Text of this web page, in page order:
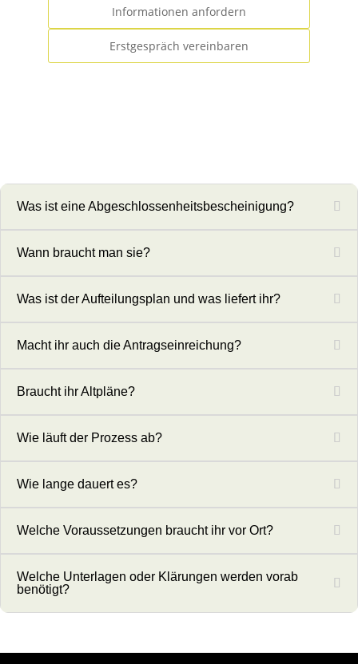
Informationen anfordern
Erstgespräch vereinbaren
Was ist eine Abgeschlossenheitsbescheinigung?
Wann braucht man sie?
Was ist der Aufteilungsplan und was liefert ihr?
Macht ihr auch die Antragseinreichung?
Braucht ihr Altpläne?
Wie läuft der Prozess ab?
Wie lange dauert es?
Welche Voraussetzungen braucht ihr vor Ort?
Welche Unterlagen oder Klärungen werden vorab
benötigt?